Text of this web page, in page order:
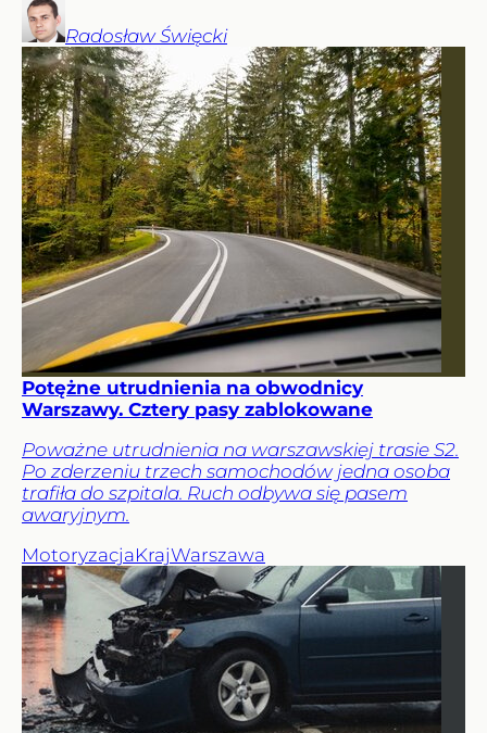
Radosław Święcki
Potężne utrudnienia na obwodnicy
Warszawy. Cztery pasy zablokowane
Poważne utrudnienia na warszawskiej trasie S2.
Po zderzeniu trzech samochodów jedna osoba
trafiła do szpitala. Ruch odbywa się pasem
awaryjnym.
MotoryzacjaKrajWarszawa